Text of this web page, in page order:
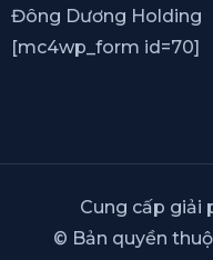
Đông Dương Holding
[mc4wp_form id=70]
Cung cấp giải
© Bản quyền